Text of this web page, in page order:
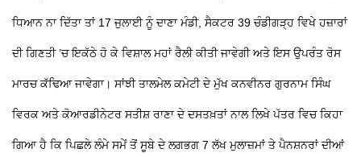
ਧਿਆਨ ਨਾ ਦਿੱਤਾ ਤਾਂ 17 ਜੁਲਾਈ ਨੂੰ ਦਾਣਾ ਮੰਡੀ, ਸੈਕਟਰ 39 ਚੰਡੀਗੜ੍ਹ ਵਿਖੇ ਹਜ਼ਾਰਾਂ
ਦੀ ਗਿਣਤੀ ’ਚ ਇਕੱਠੇ ਹੋ ਕੇ ਵਿਸ਼ਾਲ ਮਹਾਂ ਰੈਲੀ ਕੀਤੀ ਜਾਵੇਗੀ ਅਤੇ ਇਸ ਉਪਰੰਤ ਰੋਸ
ਮਾਰਚ ਕੱਢਿਆ ਜਾਵੇਗਾ। ਸਾਂਝੀ ਤਾਲਮੇਲ ਕਮੇਟੀ ਦੇ ਮੁੱਖ ਕਨਵੀਨਰ ਗੁਰਨਾਮ ਸਿੰਘ
ਵਿਰਕ ਅਤੇ ਕੋਆਰਡੀਨੇਟਰ ਸਤੀਸ਼ ਰਾਣਾ ਦੇ ਦਸਤਖ਼ਤਾਂ ਨਾਲ ਲਿਖੇ ਪੱਤਰ ਵਿਚ ਕਿਹਾ
ਗਿਆ ਹੈ ਕਿ ਪਿਛਲੇ ਲੰਮੇ ਸਮੇਂ ਤੋਂ ਸੂਬੇ ਦੇ ਲਗਭਗ 7 ਲੱਖ ਮੁਲਾਜ਼ਮਾਂ ਤੇ ਪੈਨਸ਼ਨਰਾਂ ਦੀਆਂ